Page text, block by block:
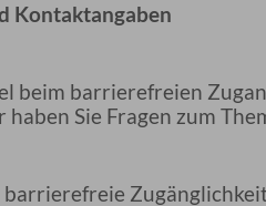
Kontaktangaben
beim barrierefreien
haben Sie Fragen zum